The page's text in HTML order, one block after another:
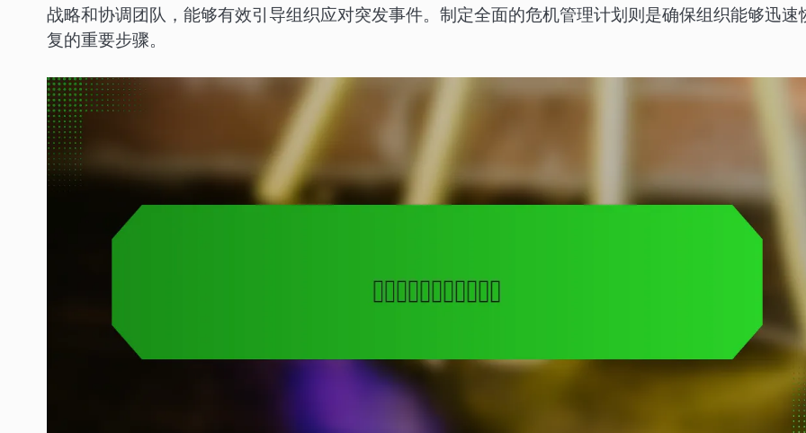
战略和协调团队，能够有效引导组织应对突发事件。制定全面的危机管理计划则是确保组织能够迅速
复的重要步骤。